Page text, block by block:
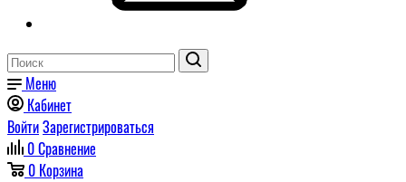
Меню
Кабинет
ВойтиЗарегистрироваться
0Сравнение
0 Корзина